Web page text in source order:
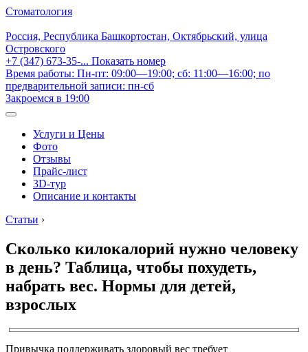
Стоматология
Россия, Республика Башкортостан, Октябрьский, улица
Островского
+7 (347) 673-35-... Показать номер
Время работы: Пн-пт: 09:00—19:00; сб: 11:00—16:00; по
предварительной записи: пн-сб
Закроемся в 19:00
Услуги и Цены
Фото
Отзывы
Прайс-лист
3D-тур
Описание и контакты
Статьи ›
Сколько килокалорий нужно человеку
в день? Таблица, чтобы похудеть,
набрать вес. Нормы для детей,
взрослых
Привычка поддерживать здоровый вес требует